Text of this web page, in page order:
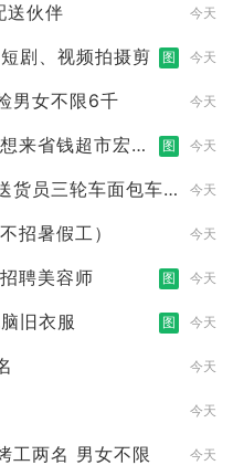
送伙伴 今天
剧、视频拍摄剪 图 今天
男女不限6千 今天
来省钱超市宏声
图 今天
货员三轮车面包车
今天
招暑假工） 今天
聘美容师 图 今天
旧衣服 图 今天
今天
今天
工两名 男女不限 今天